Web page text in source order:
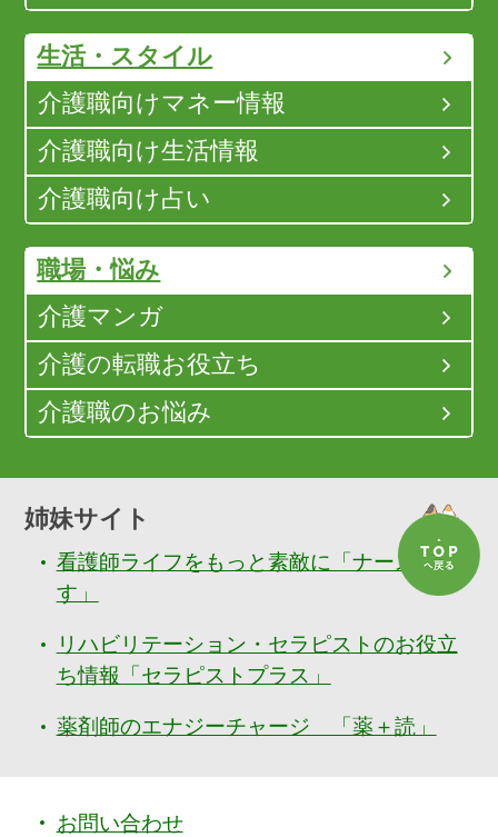
生活・スタイル
介護職向けマネー情報
介護職向け生活情報
介護職向け占い
職場・悩み
介護マンガ
介護の転職お役立ち
介護職のお悩み
姉妹サイト
看護師ライフをもっと素敵に「ナースぷら
す」
リハビリテーション・セラピストのお役立
ち情報「セラピストプラス」
薬剤師のエナジーチャージ 「薬＋読」
お問い合わせ